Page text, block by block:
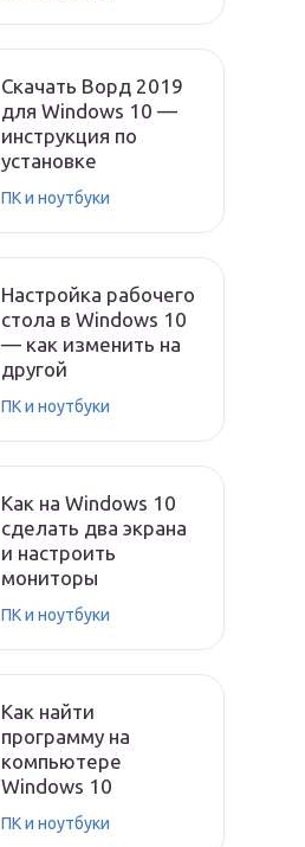
Скачать Ворд 2019
для Windows 10 —
инструкция по
установке
ПК и ноутбуки
Настройка рабочего
стола в Windows 10
— как изменить на
другой
ПК и ноутбуки
Как на Windows 10
сделать два экрана
и настроить
мониторы
ПК и ноутбуки
Как найти
программу на
компьютере
Windows 10
ПК и ноутбуки